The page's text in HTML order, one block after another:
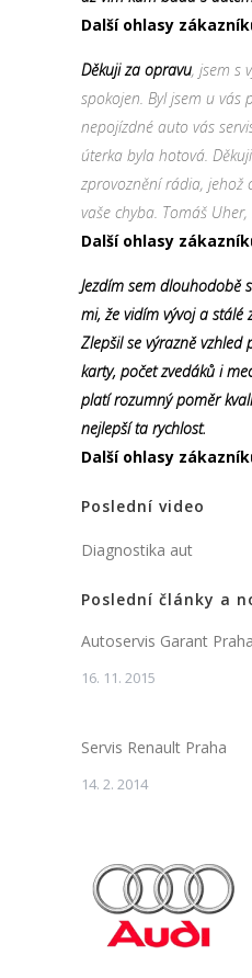
Další ohlasy
Děkuji za opravu, jsem s
spokojen. Byl jsem u vás
nepojízdné auto vás
úterka byla hotová.
zprovoznění rádia, jehož
vaše chyba. Tomáš
Další ohlasy
Jezdím sem dlouhodobě s
mi, že vidím vývoj a stálé
Zlepšil se výrazně
karty, počet zvedáků i
platí rozumný poměr
nejlepší ta rychlost.
Další ohlasy
Poslední video
Diagnostika aut
Poslední články a
Autoservis Garant Praha
16. 11. 2015
Servis Renault Praha
14. 2. 2014